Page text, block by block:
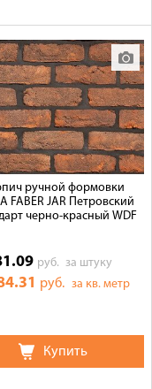
ручной формовки
FABER JAR Петровский
черно-красный WDF
руб. за штуку
руб.за кв. метр
Купить